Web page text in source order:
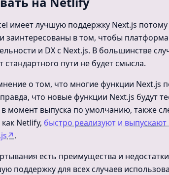
имеет лучшую поддержку Next.js потому
заинтересованы в том, чтобы
и DX с Next.js. В большинстве
пути не будет смысла.
о том, что многие функции Next.js
что новые функции Next.js будут
момент выпуска по умолчанию, также
Netlify, быстро реализуют и
↗.
есть преимущества и
поддержку для всех случаев